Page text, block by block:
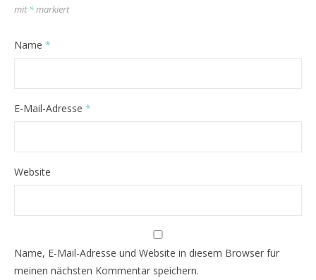
mit*markiert
Name *
E-Mail-Adresse *
Website
Name, E-Mail-Adresse und Website in diesem Browser für
meinen nächsten Kommentar speichern.